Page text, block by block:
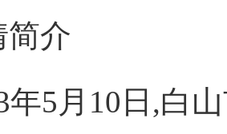
介
月10日,白山